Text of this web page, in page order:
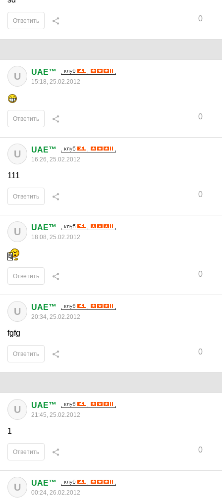
0
Ответить
U UAE™
15:18, 25.02.2012
0
Ответить
U UAE™
16:26, 25.02.2012
111
0
Ответить
U UAE™
18:08, 25.02.2012
0
Ответить
U UAE™
20:34, 25.02.2012
fgfg
0
Ответить
U UAE™
21:45, 25.02.2012
1
0
Ответить
U UAE™
00:24, 26.02.2012